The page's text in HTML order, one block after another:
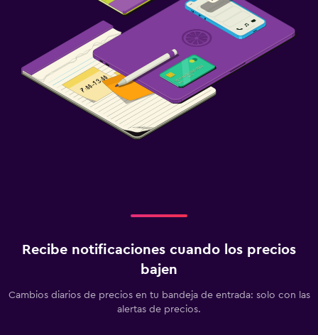
Recibe notificaciones cuando los precios
bajen
Cambios diarios de precios en tu bandeja de entrada: solo con las
alertas de precios.